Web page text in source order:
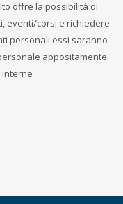
offre la possibilità di
eventi/corsi e richiedere
personali essi saranno
appositamente
interne